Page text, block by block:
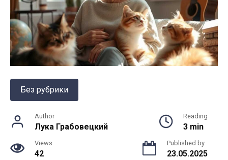
Без рубрики
Author
Лука Грабовецкий
Reading
3 min
Views
42
Published by
23.05.2025